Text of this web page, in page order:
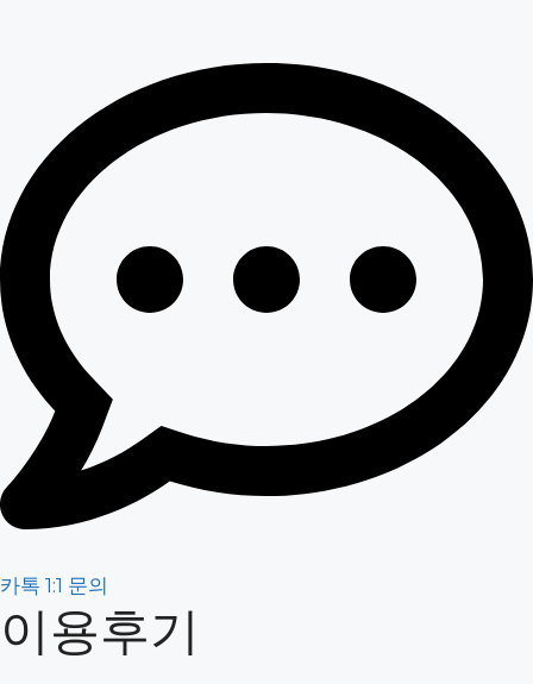
기
간소화 장례 서비스
일반 장례서비스 상품
화장전용 고급상품
매장 / 화장 프리미엄 상품
카톡 1:1 문의
이용후기